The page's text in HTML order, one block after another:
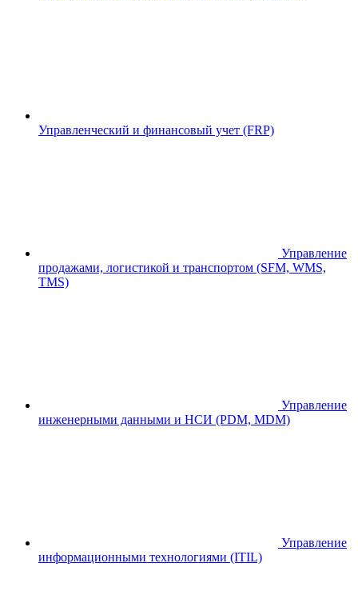
Управленческий и финансовый учет (FRP)
Управление
продажами, логистикой и транспортом (SFM, WMS,
TMS)
Управление
инженерными данными и НСИ (PDM, MDM)
Управление
информационными технологиями (ITIL)